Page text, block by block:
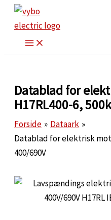
indholdet
Datablad for
H17RL400-6,
Forside
Dataark
Datablad for elektrisk
400/690V